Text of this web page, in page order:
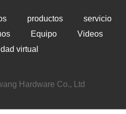
productos
servicio
Equipo
Videos
virtual
Hardware Co., Ltd